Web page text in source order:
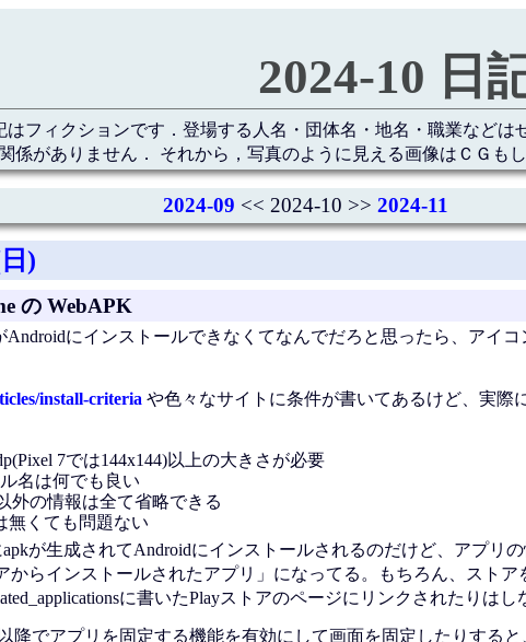
2024-10 日
はフィクションです．登場する人名・団体名・地名・職業など
係がありません． それから，写真のように見える画像はＣＧも
2024-09 << 2024-10 >> 2024-11
)
の WebAPK
Androidにインストールできなくてなんでだろと思ったら、アイ
install-criteria や色々なサイトに条件が書いてあるけど、実際
7では144x144)以上の大きさが必要
名は何でも良い
外の情報は全て省略できる
無くても問題ない
が生成されてAndroidにインストールされるのだけど、アプリ
アからインストールされたアプリ」になってる。もちろん、スト
に書いたPlayストアのページにリンクされたりはし
降でアプリを固定する機能を有効にして画面を固定したりする